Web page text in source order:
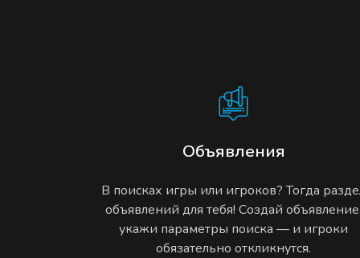
Объявления
В поисках игры или игроков? Тогда
объявлений для тебя! Создай
укажи параметры поиска — и игроки
обязательно откликнутся.